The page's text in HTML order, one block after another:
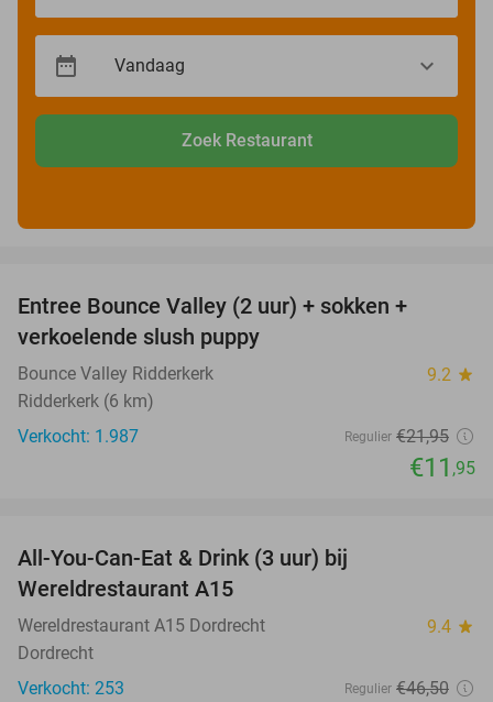
Zoek Restaurant
Entree Bounce Valley (2 uur) + sokken +
verkoelende slush puppy
Bounce Valley Ridderkerk 9.2 star
Ridderkerk (6 km)
Verkocht: 1.987
Regulier €21,95
€11 ,95
All-You-Can-Eat & Drink (3 uur) bij
Wereldrestaurant A15
Wereldrestaurant A15 Dordrecht 9.4 star
Dordrecht
Verkocht: 253
Regulier €46,50